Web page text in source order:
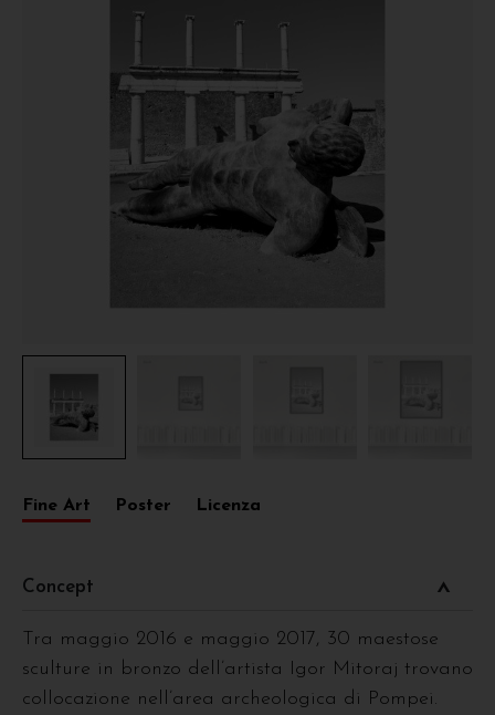
Fine Art Poster Licenza
Concept
Tra maggio 2016 e maggio 2017, 30 maestose
sculture in bronzo dell’artista Igor Mitoraj trovano
collocazione nell’area archeologica di Pompei.